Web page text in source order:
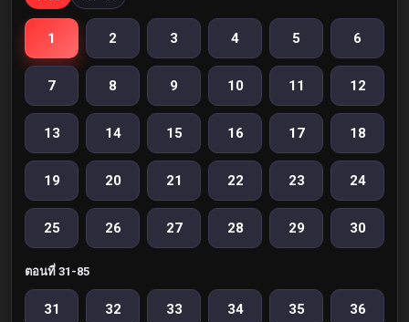
1 2 3 4 5 6
7 8 9 10 11 12
13 14 15 16 17 18
19 20 21 22 23 24
25 26 27 28 29 30
ตอนที่ 31-85
31 32 33 34 35 36